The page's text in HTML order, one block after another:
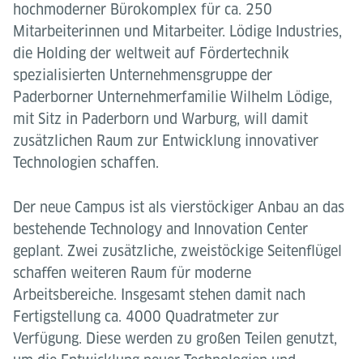
hochmoderner Bürokomplex für ca. 250
Mitarbeiterinnen und Mitarbeiter. Lödige Industries,
die Holding der weltweit auf Fördertechnik
spezialisierten Unternehmensgruppe der
Paderborner Unternehmerfamilie Wilhelm Lödige,
mit Sitz in Paderborn und Warburg, will damit
zusätzlichen Raum zur Entwicklung innovativer
Technologien schaffen.
Der neue Campus ist als vierstöckiger Anbau an das
bestehende Technology and Innovation Center
geplant. Zwei zusätzliche, zweistöckige Seitenﬂügel
schaﬀen weiteren Raum für moderne
Arbeitsbereiche. Insgesamt stehen damit nach
Fertigstellung ca. 4000 Quadratmeter zur
Verfügung. Diese werden zu großen Teilen genutzt,